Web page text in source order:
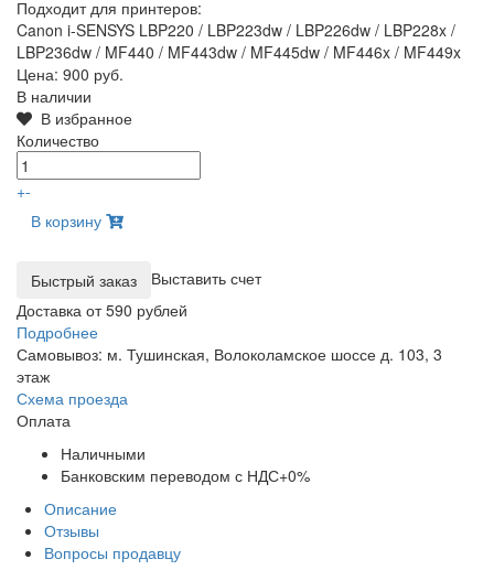
Подходит для принтеров:
Canon i-SENSYS LBP220 / LBP223dw / LBP226dw / LBP228x /
LBP236dw / MF440 / MF443dw / MF445dw / MF446x / MF449x
Цена: 900 руб.
В наличии
В избранное
Количество
+-
В корзину
Выставить счет
Доставка от 590 рублей
Подробнее
Самовывоз: м. Тушинская, Волоколамское шоссе д. 103, 3
этаж
Схема проезда
Оплата
Наличными
Банковским переводом с НДС+0%
Описание
Отзывы
Вопросы продавцу